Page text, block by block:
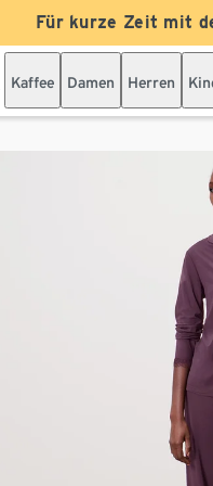
Für kurze Zeit mit
Kaffee Damen Herren